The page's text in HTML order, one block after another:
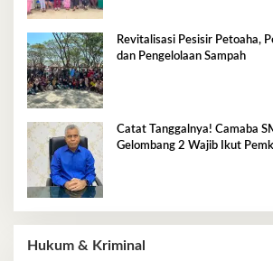
Revitalisasi Pesisir Petoaha,
dan Pengelolaan Sampah
Catat Tanggalnya! Camaba
Gelombang 2 Wajib Ikut
Hukum & Kriminal